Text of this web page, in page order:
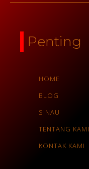
Penting
HOME
BLOG
SINAU
TENTANG KAMI
KONTAK KAMI